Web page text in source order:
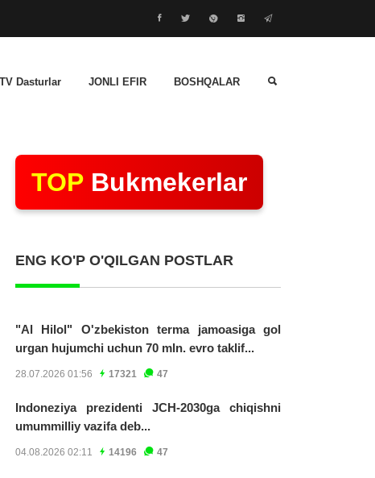
TV Dasturlar JONLI EFIR BOSHQALAR
TOP Bukmekerlar
ENG KO'P O'QILGAN POSTLAR
"Al Hilol" O'zbekiston terma jamoasiga gol
urgan hujumchi uchun 70 mln. evro taklif...
28.07.2026 01:56 17321 47
Indoneziya prezidenti JCH-2030ga chiqishni
umummilliy vazifa deb...
04.08.2026 02:11 14196 47